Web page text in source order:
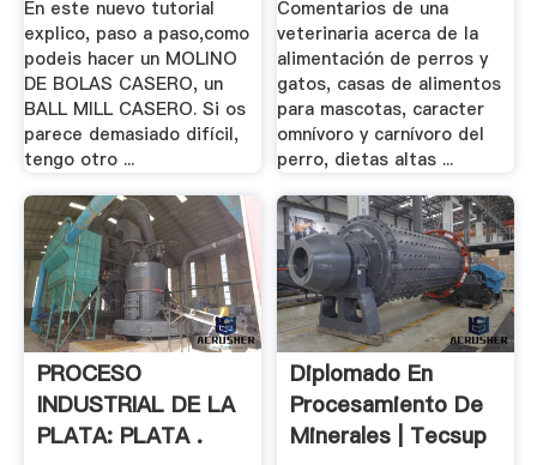
En este nuevo tutorial
explico, paso a paso,como
podeis hacer un MOLINO
DE BOLAS CASERO, un
BALL MILL CASERO. Si os
parece demasiado difícil,
tengo otro ...
Comentarios de una
veterinaria acerca de la
alimentación de perros y
gatos, casas de alimentos
para mascotas, caracter
omnívoro y carnívoro del
perro, dietas altas ...
PROCESO
INDUSTRIAL DE LA
PLATA: PLATA .
Diplomado En
Procesamiento De
Minerales | Tecsup